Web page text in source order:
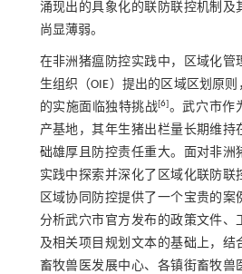
涌现出的具象化的联防联控机制及
尚显薄弱。
在非洲猪瘟防控实践中，区域化管
生组织（OIE）提出的区域区划原
的实施面临独特挑战[6]。武穴市作
产基地，其年生猪出栏量长期维持
础雄厚且防控责任重大。面对非洲
实践中探索并深化了区域化联防联
区域协同防控提供了一个宝贵的案
分析武穴市官方发布的政策文件、
及相关项目规划文本的基础上，结
畜牧兽医发展中心、各镇街畜牧兽